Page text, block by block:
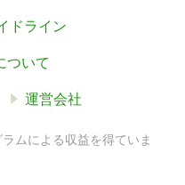
ドライン
ついて
運営会社
ムによる収益を得ていま